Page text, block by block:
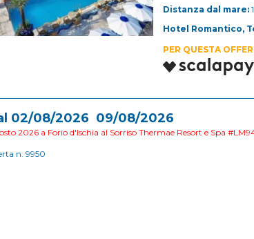
Distanza dal mare:
Hotel Romantico,
PER QUESTA
02/08/2026 09/08/2026
2026 a Forio d'Ischia al Sorriso Thermae Resort e Spa
n. 9950